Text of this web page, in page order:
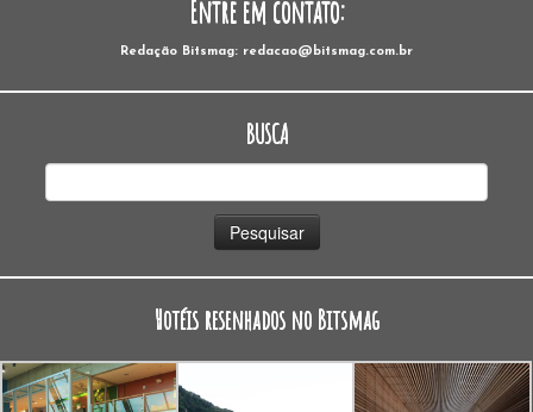
Entre em contato:
Redação Bitsmag: redacao@bitsmag.com.br
BUSCA
Hotéis resenhados no Bitsmag